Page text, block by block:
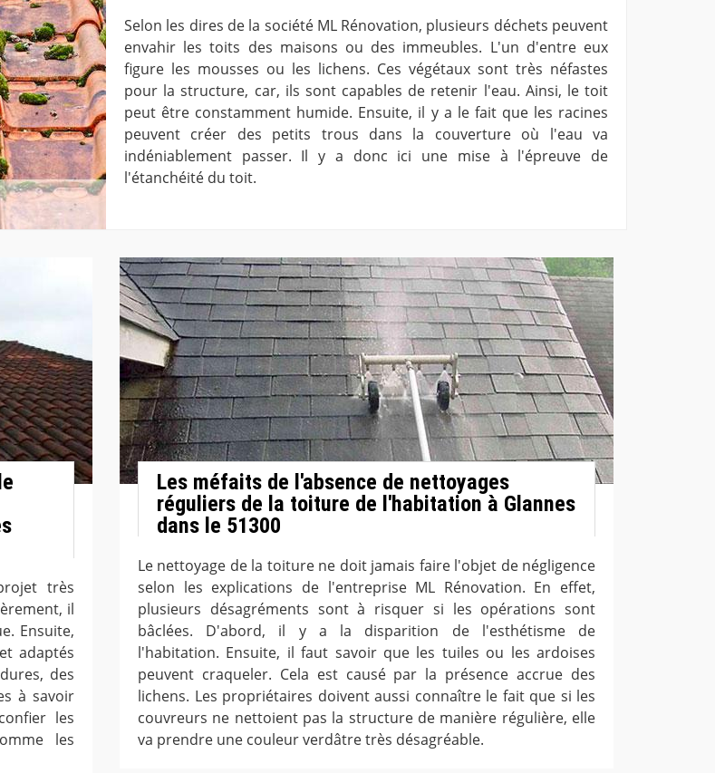
Selon les dires de la société ML Rénovation, plusieurs déchets peuvent
envahir les toits des maisons ou des immeubles. L'un d'entre eux
figure les mousses ou les lichens. Ces végétaux sont très néfastes
pour la structure, car, ils sont capables de retenir l'eau. Ainsi, le toit
peut être constamment humide. Ensuite, il y a le fait que les racines
peuvent créer des petits trous dans la couverture où l'eau va
indéniablement passer. Il y a donc ici une mise à l'épreuve de
l'étanchéité du toit.
très
il
Ensuite,
adaptés
des
à savoir
les
les
Les méfaits de l'absence de nettoyages
réguliers de la toiture de l'habitation à Glannes
dans le 51300
Le nettoyage de la toiture ne doit jamais faire l'objet de négligence
selon les explications de l'entreprise ML Rénovation. En effet,
plusieurs désagréments sont à risquer si les opérations sont
bâclées. D'abord, il y a la disparition de l'esthétisme de
l'habitation. Ensuite, il faut savoir que les tuiles ou les ardoises
peuvent craqueler. Cela est causé par la présence accrue des
lichens. Les propriétaires doivent aussi connaître le fait que si les
couvreurs ne nettoient pas la structure de manière régulière, elle
va prendre une couleur verdâtre très désagréable.